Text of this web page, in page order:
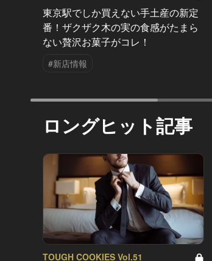
東京駅でしか買えない手土産の新定
番！ザクザク木の実の食感がたまら
ない贅沢お菓子がコレ！
#新店情報
ロングヒット記事
TOUGH COOKIES Vol.51